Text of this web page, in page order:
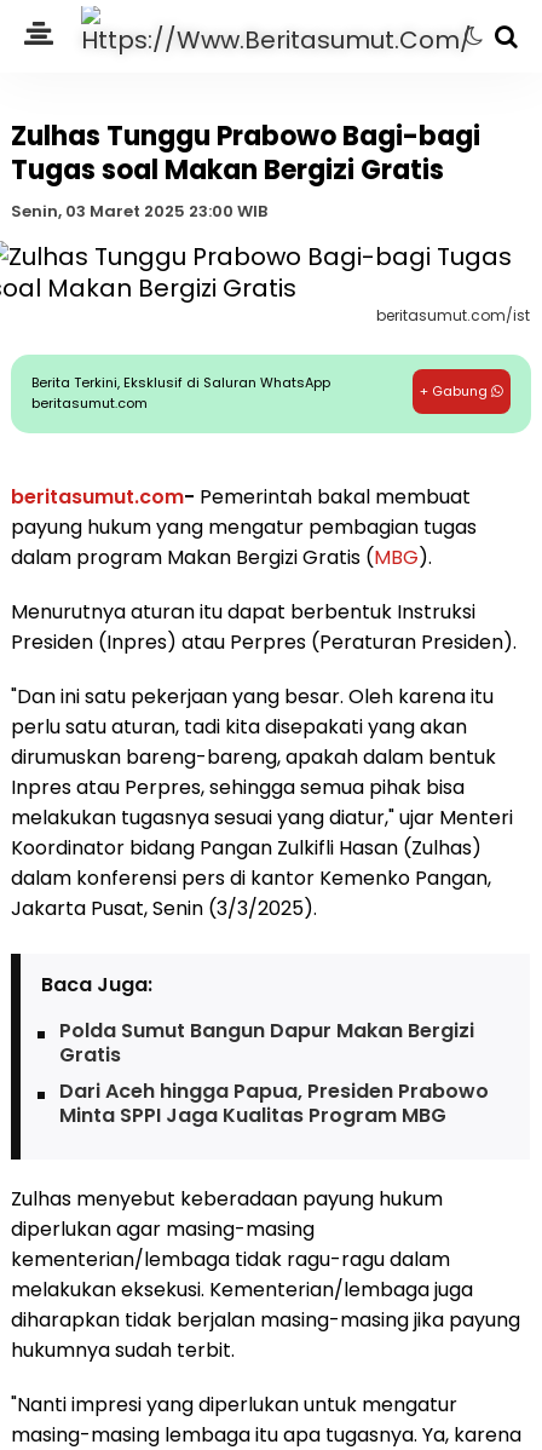
Zulhas Tunggu Prabowo Bagi-bagi
Tugas soal Makan Bergizi Gratis
Senin, 03 Maret 2025 23:00 WIB
beritasumut.com/ist
Berita Terkini, Eksklusif di Saluran WhatsApp
beritasumut.com
+ Gabung
beritasumut.com- Pemerintah bakal membuat
payung hukum yang mengatur pembagian tugas
dalam program Makan Bergizi Gratis (MBG).
Menurutnya aturan itu dapat berbentuk Instruksi
Presiden (Inpres) atau Perpres (Peraturan Presiden).
"Dan ini satu pekerjaan yang besar. Oleh karena itu
perlu satu aturan, tadi kita disepakati yang akan
dirumuskan bareng-bareng, apakah dalam bentuk
Inpres atau Perpres, sehingga semua pihak bisa
melakukan tugasnya sesuai yang diatur," ujar Menteri
Koordinator bidang Pangan Zulkifli Hasan (Zulhas)
dalam konferensi pers di kantor Kemenko Pangan,
Jakarta Pusat, Senin (3/3/2025).
Baca Juga:
Polda Sumut Bangun Dapur Makan Bergizi
Gratis
Dari Aceh hingga Papua, Presiden Prabowo
Minta SPPI Jaga Kualitas Program MBG
Zulhas menyebut keberadaan payung hukum
diperlukan agar masing-masing
kementerian/lembaga tidak ragu-ragu dalam
melakukan eksekusi. Kementerian/lembaga juga
diharapkan tidak berjalan masing-masing jika payung
hukumnya sudah terbit.
"Nanti impresi yang diperlukan untuk mengatur
masing-masing lembaga itu apa tugasnya. Ya, karena